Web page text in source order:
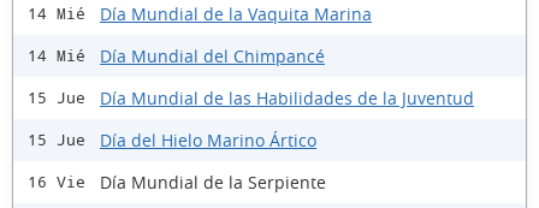
14 Mié Día Mundial de la Vaquita Marina
14 Mié Día Mundial del Chimpancé
15 Jue Día Mundial de las Habilidades de la Juventud
15 Jue Día del Hielo Marino Ártico
16 Vie Día Mundial de la Serpiente